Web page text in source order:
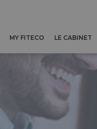
MY FITECO LE CABINET